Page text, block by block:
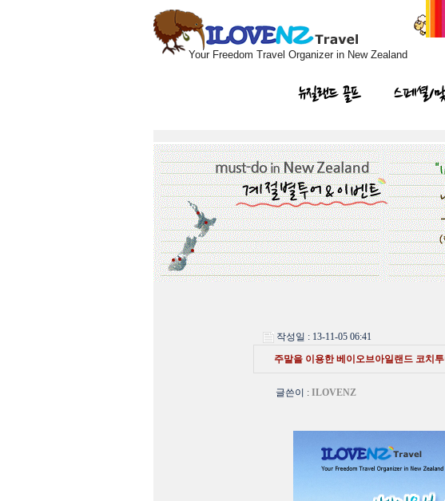
Your Freedom Travel Organizer in New Zealand
뉴질랜드 골프 스페셜/
작성일 : 13-11-05 06:41
주말을 이용한 베이오브아일랜드 코치투
글쓴이 : ILOVENZ